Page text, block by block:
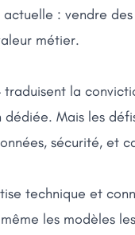
: vendre
métier.
traduisent la
Mais les
sécurité, et
technique et
les modèles